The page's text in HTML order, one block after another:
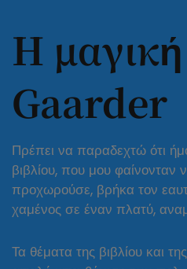
Η
Gaarder
Πρέπει να παραδεχτώ ότι
βιβλίου, που μου
προχωρούσε, βρήκα τον
χαμένος σε έναν πλατύ,
Τα θέματα της βιβλίου και